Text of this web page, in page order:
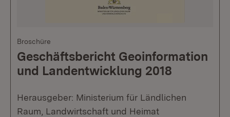
Broschüre
Geschäftsbericht Geoinformation
und Landentwicklung 2018
Herausgeber: Ministerium für Ländlichen
Raum, Landwirtschaft und Heimat